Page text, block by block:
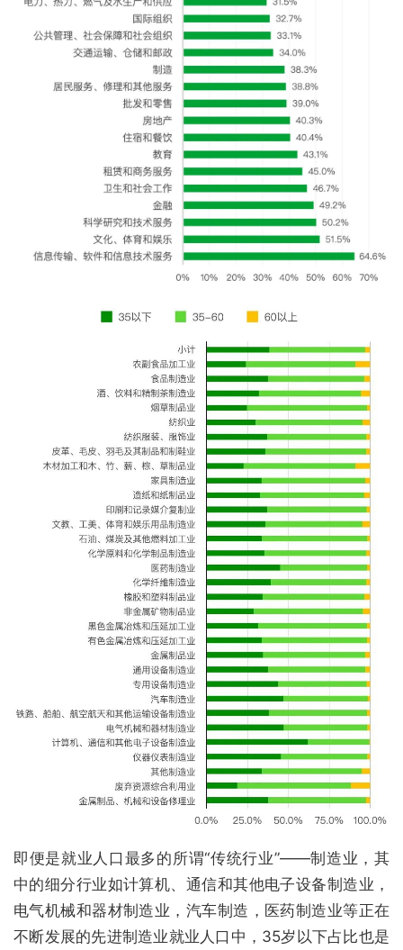
即便是就业人口最多的所谓“传统行业”——制造业，其
中的细分行业如计算机、通信和其他电子设备制造业，
电气机械和器材制造业，汽车制造，医药制造业等正在
不断发展的先进制造业就业人口中，35岁以下占比也是